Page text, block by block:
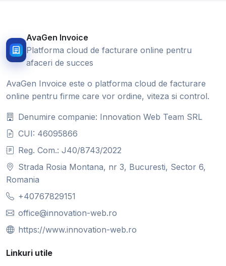
AvaGen Invoice
Platforma cloud de facturare online pentru
afaceri de succes
AvaGen Invoice este o platforma cloud de facturare
online pentru firme care vor ordine, viteza si control.
Denumire companie: Innovation Web Team SRL
CUI: 46095866
Reg. Com.: J40/8743/2022
Strada Rosia Montana, nr 3, Bucuresti, Sector 6,
Romania
+40767829151
office@innovation-web.ro
https://www.innovation-web.ro
Linkuri utile